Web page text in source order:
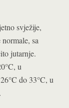
svježije,
sa
jutarnje.
u
do 33°C, u